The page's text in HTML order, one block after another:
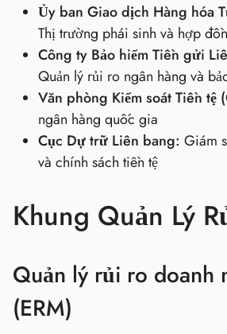
Ủy ban Giao dịch Hàng hóa
Thị trường phái sinh và hợp
Công ty Bảo hiểm Tiền gửi
Quản lý rủi ro ngân hàng và
Văn phòng Kiểm soát Tiền tệ
ngân hàng quốc gia
Cục Dự trữ Liên bang: Giám
và chính sách tiền tệ
Khung Quản Lý
Quản lý rủi ro doanh
(ERM)